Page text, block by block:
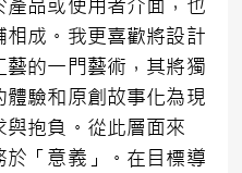
品或使用者介面，也
成。我更喜歡將設計
的一門藝術，其將獨
驗和原創故事化為現
抱負。從此層面來
「意義」。在目標導